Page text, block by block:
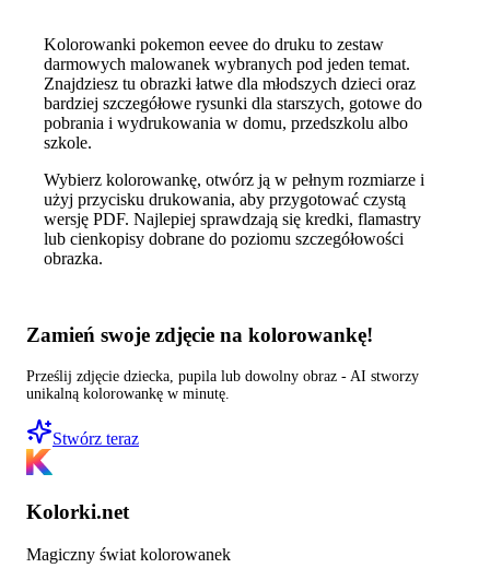
Kolorowanki pokemon eevee do druku to zestaw
darmowych malowanek wybranych pod jeden temat.
Znajdziesz tu obrazki łatwe dla młodszych dzieci oraz
bardziej szczegółowe rysunki dla starszych, gotowe do
pobrania i wydrukowania w domu, przedszkolu albo
szkole.
Wybierz kolorowankę, otwórz ją w pełnym rozmiarze i
użyj przycisku drukowania, aby przygotować czystą
wersję PDF. Najlepiej sprawdzają się kredki, flamastry
lub cienkopisy dobrane do poziomu szczegółowości
obrazka.
Zamień swoje zdjęcie na kolorowankę!
Prześlij zdjęcie dziecka, pupila lub dowolny obraz - AI stworzy
unikalną kolorowankę w minutę.
Stwórz teraz
Kolorki.net
Magiczny świat kolorowanek